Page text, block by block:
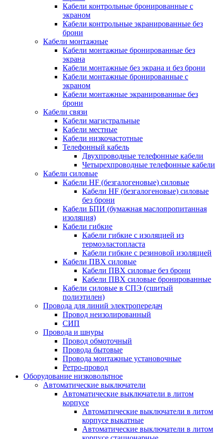
Кабели контрольные бронированные с
экраном
Кабели контрольные экранированные без
брони
Кабели монтажные
Кабели монтажные бронированные без
экрана
Кабели монтажные без экрана и без брони
Кабели монтажные бронированные с
экраном
Кабели монтажные экранированные без
брони
Кабели связи
Кабели магистральные
Кабели местные
Кабели низкочастотные
Телефонный кабель
Двухпроводные телефонные кабели
Четырехпроводные телефонные кабели
Кабели силовые
Кабели HF (безгалогеновые) силовые
Кабели HF (безгалогеновые) силовые
без брони
Кабели БПИ (бумажная маслопропитанная
изоляция)
Кабели гибкие
Кабели гибкие с изоляцией из
термоэластопласта
Кабели гибкие с резиновой изоляцией
Кабели ПВХ силовые
Кабели ПВХ силовые без брони
Кабели ПВХ силовые бронированные
Кабели силовые в СПЭ (сшитый
полиэтилен)
Провода для линий электропередач
Провод неизолированный
СИП
Провода и шнуры
Провод обмоточный
Провода бытовые
Провода монтажные установочные
Ретро-провод
Оборудование низковольтное
Автоматические выключатели
Автоматические выключатели в литом
корпусе
Автоматические выключатели в литом
корпусе выкатные
Автоматические выключатели в литом